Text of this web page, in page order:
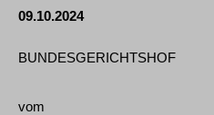
09.10.2024
BUNDESGERICHTSHOF
vom